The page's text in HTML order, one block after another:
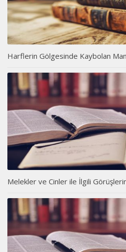
Harflerin Gölgesinde Kaybolan
Melekler ve Cinler ile İlgili